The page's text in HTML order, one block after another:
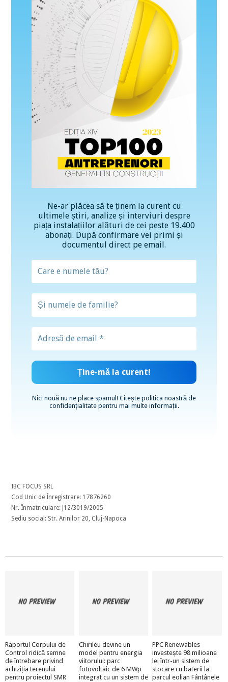
Ne-ar plăcea să te ținem la curent cu
ultimele știri, analize și interviuri despre
piața instalațiilor alături de cei peste 19.400
abonați. După confirmare vei primi și
documentul direct pe email.
Nici nouă nu ne place spamul! Citește politica noastră de
confidențialitatepentru mai multe informații.
IBC FOCUS SRL
Cod Unic de Înregistrare: 17876260
Nr. Înmatriculare: J12/3019/2005
Sediu social: Str. Arinilor 20, Cluj-Napoca
Raportul Corpului de
Control ridică semne
de întrebare privind
achiziția terenului
pentru proiectul SMR
Chirileu devine un
model pentru energia
viitorului: parc
fotovoltaic de 6 MWp
integrat cu un sistem de
PPC Renewables
investește 98 milioane
lei într-un sistem de
stocare cu baterii la
parcul eolian Fântânele